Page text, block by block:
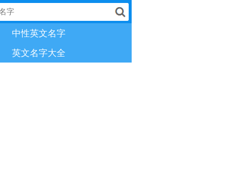
中性英文名字
英文名字大全